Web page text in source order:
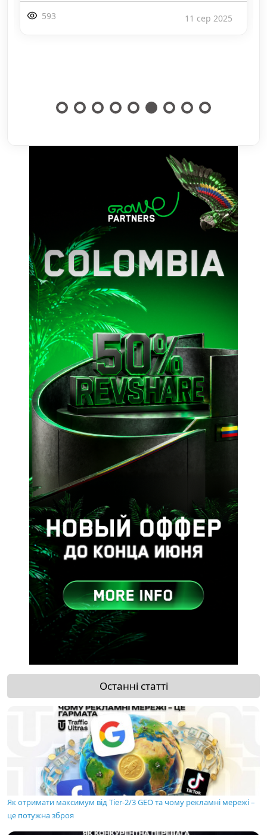
1043 5 сер 2025
Останні статті
Як отримати максимум від Tier-2/3 GEO та чому рекламні мережі –
це потужна зброя